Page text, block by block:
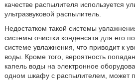
качестве распылителя используется
ультразвуковой распылитель.
Недостатком такой системы
системы очистки конденсата для его
системе увлажнения, что приводит к
воды. Кроме того, вероятность
капель воды на электронное
одном шкафу с распылителем, может